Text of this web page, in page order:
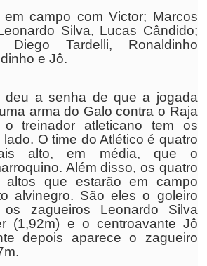
campo com Victor; Marcos
Silva, Lucas Cândido;
Diego Tardelli, Ronaldinho
e Jô.
deu a senha de que a jogada
arma do Galo contra o Raja
o treinador atleticano tem os
O time do Atlético é quatro
alto, em média, que o
Além disso, os quatro
altos que estarão em campo
alvinegro. São eles o goleiro
os zagueiros Leonardo Silva
(1,92m) e o centroavante Jô
depois aparece o zagueiro